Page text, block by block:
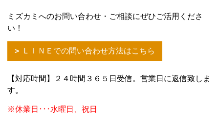
ミズカミへのお問い合わせ・ご相談にぜひご活用くださ
い！
ＬＩＮＥでの問い合わせ方法はこちら
【対応時間】２４時間３６５日受信。営業日に返信致しま
す。
※休業日･･･水曜日、祝日